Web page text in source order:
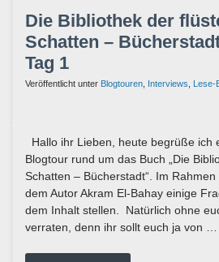
Die Bibliothek der
Schatten –
Tag 1
Veröffentlicht unter Blogtouren Interviews
Hallo ihr Lieben, heute begrüße ich
Blogtour rund um das Buch „Die
Schatten – Bücherstadt“. Im
dem Autor Akram El-Bahay einige
dem Inhalt stellen. Natürlich ohne
verraten, denn ihr sollt euch ja von …